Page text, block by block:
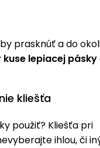
prasknúť a do
kuse lepiacej pásky
kliešťa
použiť? Kliešťa pri
ihlou, či